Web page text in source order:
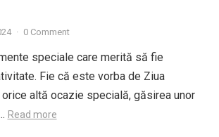
· 0 Comment
speciale care merită să fie
Fie că este vorba de Ziua
altă ocazie specială, găsirea unor
Read more